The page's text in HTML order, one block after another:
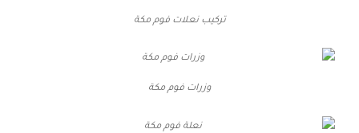
تركيب نعلات فوم مكة
وزرات فوم مكة